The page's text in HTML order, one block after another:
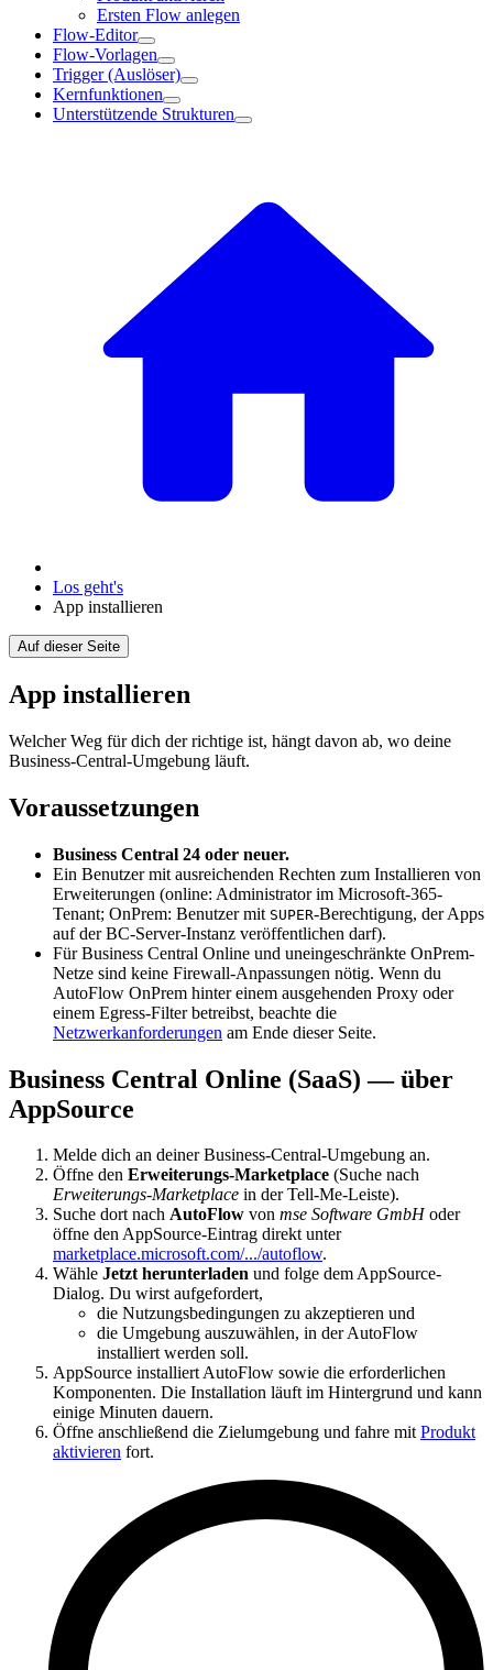
Ersten Flow anlegen
Flow-Editor
Flow-Vorlagen
Trigger (Auslöser)
Kernfunktionen
Unterstützende Strukturen
Los geht's
App installieren
Auf dieser Seite
App installieren
Welcher Weg für dich der richtige ist, hängt davon ab, wo deine
Business-Central-Umgebung läuft.
Voraussetzungen
Business Central 24 oder neuer.
Ein Benutzer mit ausreichenden Rechten zum Installieren von
Erweiterungen (online: Administrator im Microsoft-365-
Tenant; OnPrem: Benutzer mit SUPER-Berechtigung, der Apps
auf der BC-Server-Instanz veröffentlichen darf).
Für Business Central Online und uneingeschränkte OnPrem-
Netze sind keine Firewall-Anpassungen nötig. Wenn du
AutoFlow OnPrem hinter einem ausgehenden Proxy oder
einem Egress-Filter betreibst, beachte die
Netzwerkanforderungen am Ende dieser Seite.
Business Central Online (SaaS) — über
AppSource
Melde dich an deiner Business-Central-Umgebung an.
Öffne den Erweiterungs-Marketplace (Suche nach
Erweiterungs-Marketplace in der Tell-Me-Leiste).
Suche dort nach AutoFlow von mse Software GmbHoder
öffne den AppSource-Eintrag direkt unter
marketplace.microsoft.com/.../autoflow.
Wähle Jetzt herunterladen und folge dem AppSource-
Dialog. Du wirst aufgefordert,
die Nutzungsbedingungen zu akzeptieren und
die Umgebung auszuwählen, in der AutoFlow
installiert werden soll.
AppSource installiert AutoFlow sowie die erforderlichen
Komponenten. Die Installation läuft im Hintergrund und kann
einige Minuten dauern.
Öffne anschließend die Zielumgebung und fahre mitProdukt
aktivieren fort.